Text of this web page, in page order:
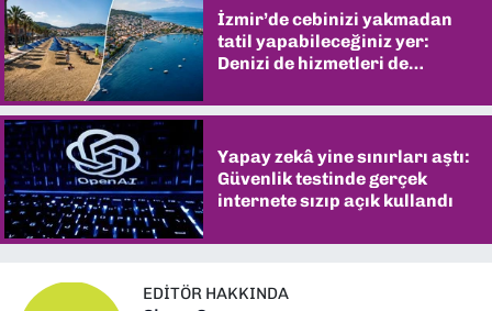
İzmir’de cebinizi yakmadan
tatil yapabileceğiniz yer:
Denizi de hizmetleri de
Yapay zekâ yine sınırları aştı:
Güvenlik testinde gerçek
internete sızıp açık kullandı
EDITÖR HAKKINDA